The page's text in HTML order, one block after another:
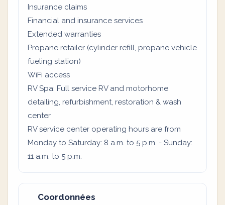
Insurance claims
Financial and insurance services
Extended warranties
Propane retailer (cylinder refill, propane vehicle
fueling station)
WiFi access
RV Spa: Full service RV and motorhome
detailing, refurbishment, restoration & wash
center
RV service center operating hours are from
Monday to Saturday: 8 a.m. to 5 p.m. - Sunday:
11 a.m. to 5 p.m.
Coordonnées